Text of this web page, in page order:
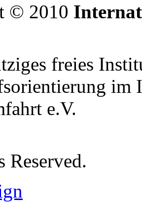
© 2010
freies
im
e.V.